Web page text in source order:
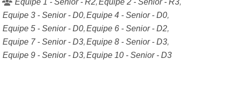
Equipe 3 - Senior - D0 Equipe 4 - Senior - D0
Equipe 5 - Senior - D0 Equipe 6 - Senior - D2
Equipe 7 - Senior - D3 Equipe 8 - Senior - D3
Equipe 9 - Senior - D3 Equipe 10 - Senior - D3